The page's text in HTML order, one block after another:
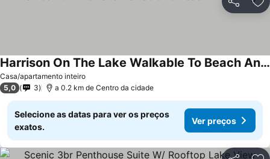
Partilhar
Casa/apartamento inteiro
Harrison On The Lake Walkable To Beach And Village
5,0 3 a 0.2 km de Centro da cidade
Selecione as datas para ver os preços
exatos.
Ver preços